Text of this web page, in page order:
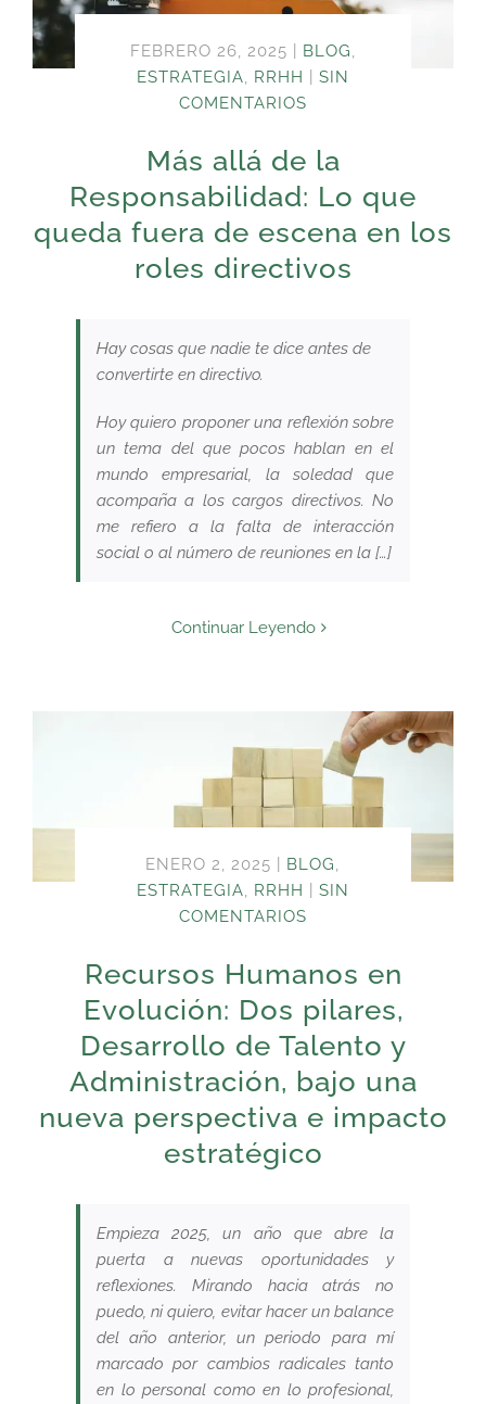
FEBRERO 26, 2025 BLOG
ESTRATEGIA
RRHH
SIN
COMENTARIOS
Más allá de la
Responsabilidad: Lo que
queda fuera de escena en los
roles directivos
Hay cosas que nadie te dice antes de
convertirte en directivo.
Hoy quiero proponer una reflexión sobre
un tema del que pocos hablan en el
mundo empresarial, la soledad que
acompaña a los cargos directivos. No
me refiero a la falta de interacción
social o al número de reuniones en la […]
Continuar Leyendo
ENERO 2, 2025 BLOG,
ESTRATEGIA, RRHH
SIN
COMENTARIOS
Recursos Humanos en
Evolución: Dos pilares,
Desarrollo de Talento y
Administración, bajo una
nueva perspectiva e impacto
estratégico
Empieza 2025, un año que abre la
puerta a nuevas oportunidades y
reflexiones. Mirando hacia atrás no
puedo, ni quiero, evitar hacer un balance
del año anterior, un periodo para mí
marcado por cambios radicales tanto
en lo personal como en lo profesional,